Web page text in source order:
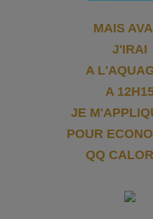
MAIS
J'IRAI
A
A
JE
POUR
QQ